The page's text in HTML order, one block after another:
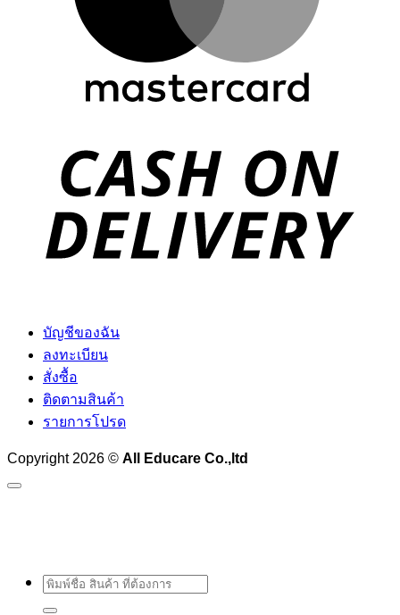
บัญชีของฉัน
ลงทะเบียน
สั่งซื้อ
ติดตามสินค้า
รายการโปรด
Copyright 2026 © All Educare Co.,ltd
ค้นหา: